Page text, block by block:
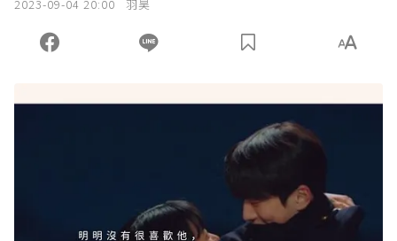
2023-09-04 20:00 羽昊